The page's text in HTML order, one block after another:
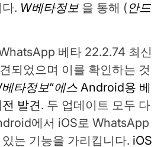
. W베타정보 을 통해 ( 안드
베타 22.2.74 최신
되었으며 이를 확인하는 것
베타정보“에스 Android용 베
발견. 두 업데이트 모두 다
에서 iOS로 WhatsApp
는 기능을 가리킵니다. iOS